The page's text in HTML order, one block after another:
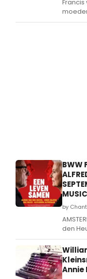
Francis
Music.
BWW
by
den
de
Annie